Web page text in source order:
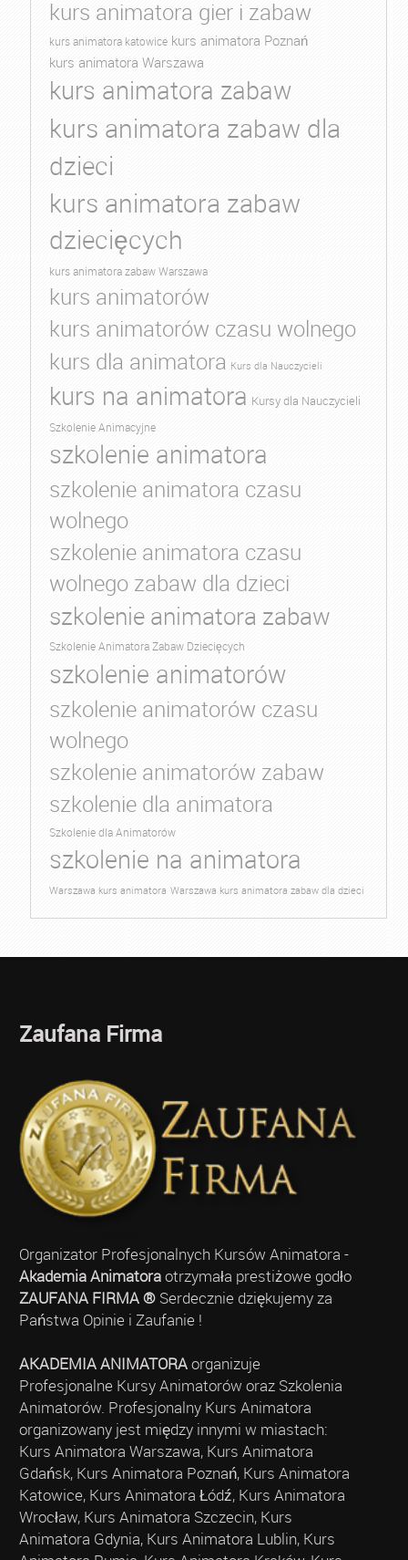
kurs animatora gier i zabaw
kurs animatora katowice kurs animatora Poznań
kurs animatora Warszawa
kurs animatora zabaw
kurs animatora zabaw dla
dzieci
kurs animatora zabaw
dziecięcych
kurs animatora zabaw Warszawa
kurs animatorów
kurs animatorów czasu wolnego
kurs dla animatora Kurs dla Nauczycieli
kurs na animatora Kursy dla Nauczycieli
Szkolenie Animacyjne
szkolenie animatora
szkolenie animatora czasu
wolnego
szkolenie animatora czasu
wolnego zabaw dla dzieci
szkolenie animatora zabaw
Szkolenie Animatora Zabaw Dziecięcych
szkolenie animatorów
szkolenie animatorów czasu
wolnego
szkolenie animatorów zabaw
szkolenie dla animatora
Szkolenie dla Animatorów
szkolenie na animatora
Warszawa kurs animatora Warszawa kurs animatora zabaw dla dzieci
Zaufana Firma
Organizator Profesjonalnych Kursów Animatora -
Akademia Animatoraotrzymała prestiżowe godło
ZAUFANA FIRMA ®Serdecznie dziękujemy za
Państwa Opinie i Zaufanie !
AKADEMIA ANIMATORAorganizuje
Profesjonalne Kursy Animatorów oraz Szkolenia
Animatorów. Profesjonalny Kurs Animatora
organizowany jest między innymi w miastach:
Kurs Animatora Warszawa, Kurs Animatora
Gdańsk, Kurs Animatora Poznań, Kurs Animatora
Katowice, Kurs Animatora Łódź, Kurs Animatora
Wrocław, Kurs Animatora Szczecin, Kurs
Animatora Gdynia, Kurs Animatora Lublin, Kurs